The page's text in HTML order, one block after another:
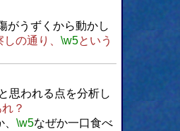
がうずくから動かし
の通り、 \w5という
思われる点を分析し
？
\w5なぜか一口食べ